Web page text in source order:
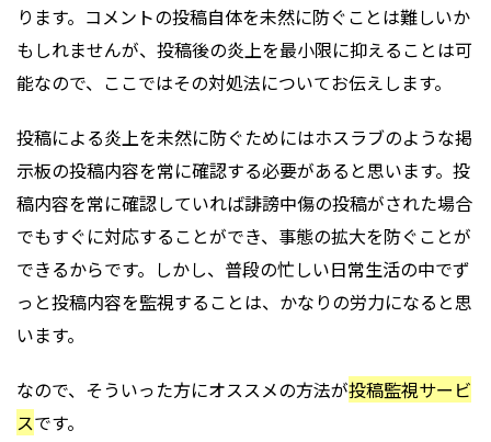
ります。コメントの投稿自体を未然に防ぐことは難しいか
もしれませんが、投稿後の炎上を最小限に抑えることは可
能なので、ここではその対処法についてお伝えします。
投稿による炎上を未然に防ぐためにはホスラブのような掲
示板の投稿内容を常に確認する必要があると思います。投
稿内容を常に確認していれば誹謗中傷の投稿がされた場合
でもすぐに対応することができ、事態の拡大を防ぐことが
できるからです。しかし、普段の忙しい日常生活の中でず
っと投稿内容を監視することは、かなりの労力になると思
います。
なので、そういった方にオススメの方法が投稿監視サービ
スです。